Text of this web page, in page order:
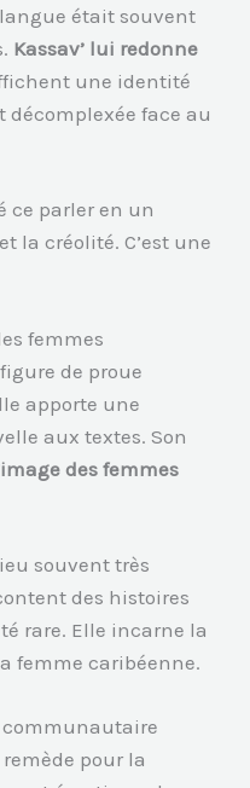
était souvent
Kassav’ lui redonne
une identité
face au
ce parler en un
la créolité. C’est une
femmes
de proue
apporte une
aux textes. Son
des femmes
souvent très
des histoires
rare. Elle incarne la
femme caribéenne.
communautaire
pour la